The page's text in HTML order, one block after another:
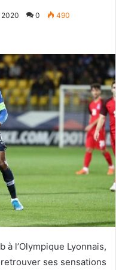
2020 0 490
l’Olympique Lyonnais,
ses sensations